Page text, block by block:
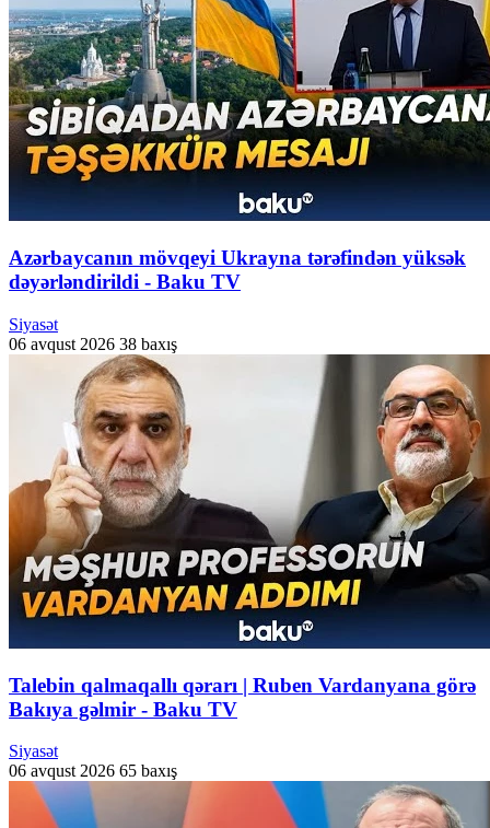
Azərbaycanın mövqeyi Ukrayna tərəfindən yüksək
dəyərləndirildi - Baku TV
Siyasət
06 avqust 2026 38 baxış
Talebin qalmaqallı qərarı | Ruben Vardanyana görə
Bakıya gəlmir - Baku TV
Siyasət
06 avqust 2026 65 baxış